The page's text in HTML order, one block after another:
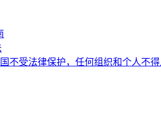
不受法律保护，任何组织和个人不